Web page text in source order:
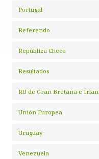
Portugal
Referendo
República Checa
Resultados
RU de Gran Bretaña e
Unión Europea
Uruguay
Venezuela